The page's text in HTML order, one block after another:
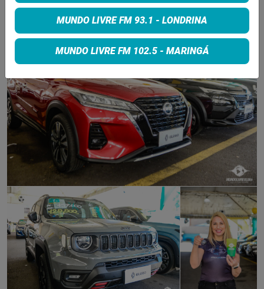
MUNDO LIVRE FM 93.1 - LONDRINA
MUNDO LIVRE FM 102.5 - MARINGÁ